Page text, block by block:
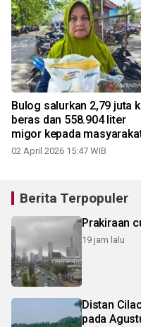
Bulog salurkan 2,79 juta
beras dan 558.904 liter
migor kepada
Blora
02 April 2026 15:47 WIB
Berita Terpopuler
Prakiraan
19 jam lalu
Distan
pada